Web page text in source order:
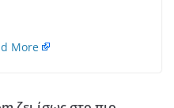
More